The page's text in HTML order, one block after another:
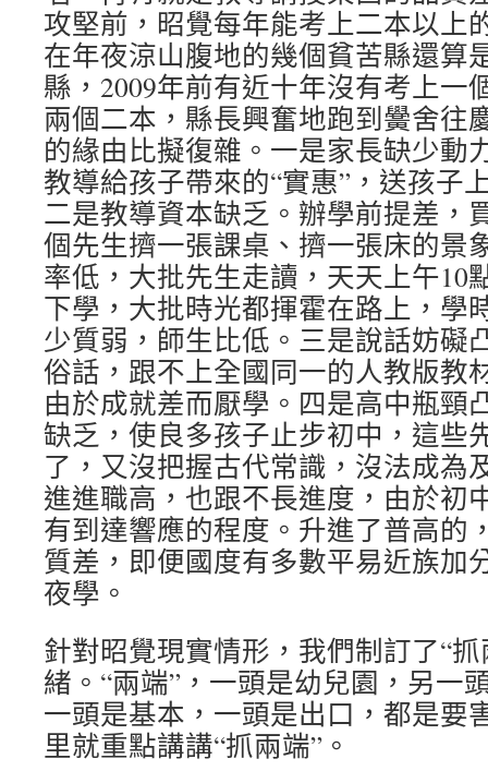
攻堅前，昭覺每年能考上二本以上
在年夜涼山腹地的幾個貧苦縣還算
縣，2009年前有近十年沒有考上一
兩個二本，縣長興奮地跑到黌舍往
的緣由比擬復雜。一是家長缺少動
教導給孩子帶來的“實惠”，送孩子
二是教導資本缺乏。辦學前提差，
個先生擠一張課桌、擠一張床的景
率低，大批先生走讀，天天上午10
下學，大批時光都揮霍在路上，學
少質弱，師生比低。三是說話妨礙
俗話，跟不上全國同一的人教版教
由於成就差而厭學。四是高中瓶頸
缺乏，使良多孩子止步初中，這些
了，又沒把握古代常識，沒法成為
進進職高，也跟不長進度，由於初
有到達響應的程度。升進了普高的
質差，即便國度有多數平易近族加
夜學。
針對昭覺現實情形，我們制訂了“
緒。“兩端”，一頭是幼兒園，另一
一頭是基本，一頭是出口，都是要
里就重點講講“抓兩端”。